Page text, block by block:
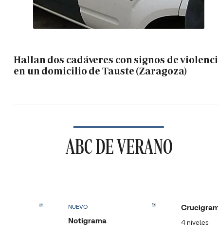
Hallan dos cadáveres con signos de
en un domicilio de Tauste (Zaragoza)
ABC DE VERANO
NUEVO
Notigrama 4 niveles